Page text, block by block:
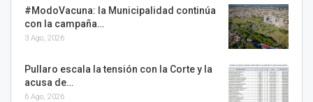
#ModoVacuna: la Municipalidad continúa
con la campaña…
3 Ago, 2026
Pullaro escala la tensión con la Corte y la
acusa de…
6 Ago, 2026